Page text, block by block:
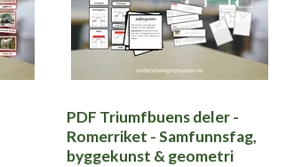
PDF Triumfbuens deler -
Romerriket - Samfunnsfag,
byggekunst & geometri